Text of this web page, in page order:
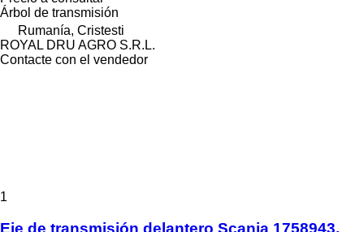
Árbol de transmisión
Rumanía, Cristesti
ROYAL DRU AGRO S.R.L.
Contacte con el vendedor
1
Eje de transmisión delantero Scania 1758943,